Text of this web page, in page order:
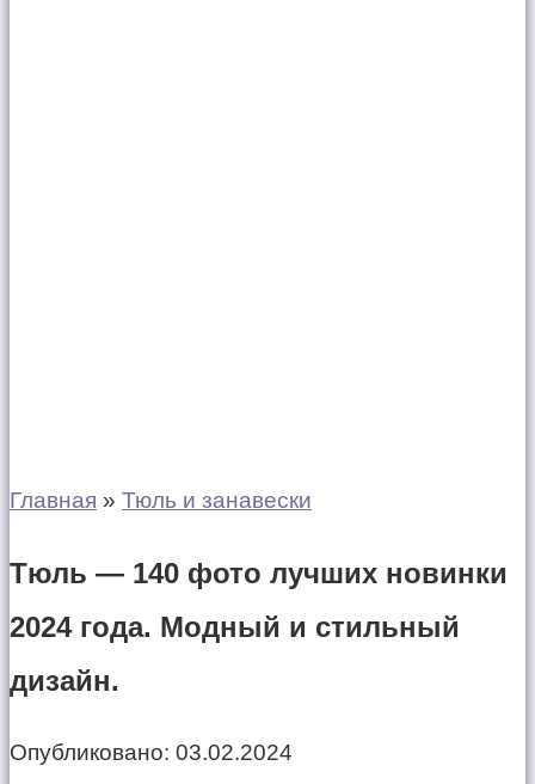
Главная » Тюль и занавески
Тюль — 140 фото лучших новинки
2024 года. Модный и стильный
дизайн.
Опубликовано: 03.02.2024